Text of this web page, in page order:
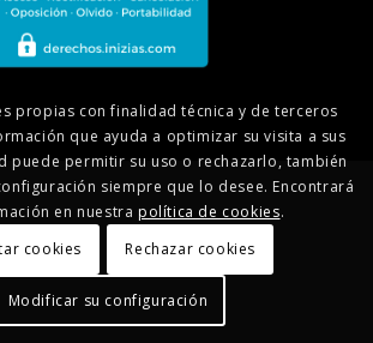
propias con finalidad técnica y de terceros
que ayuda a optimizar su visita a sus
puede permitir su uso o rechazarlo, también
siempre que lo desee. Encontrará
en nuestra política de cookies.
cookies
Rechazar cookies
Modificar su configuración